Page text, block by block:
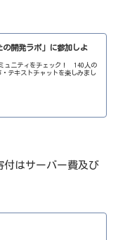
開発ラボ」に参加しよ
ュニティをチェック！ 140人の
テキストチャットを楽しみまし
はサーバー費及び